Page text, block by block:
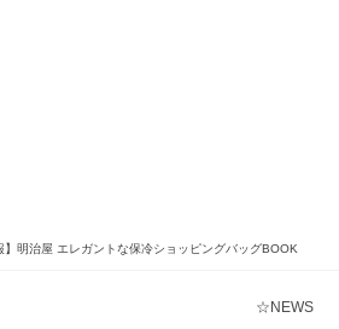
】明治屋 エレガントな保冷ショッピングバッグBOOK
☆NEWS